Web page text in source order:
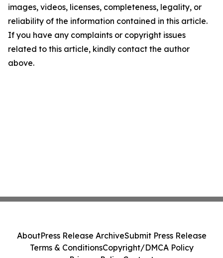
images, videos, licenses, completeness, legality, or
reliability of the information contained in this article.
If you have any complaints or copyright issues
related to this article, kindly contact the author
above.
AboutPress Release ArchiveSubmit Press Release
Terms & ConditionsCopyright/DMCA Policy